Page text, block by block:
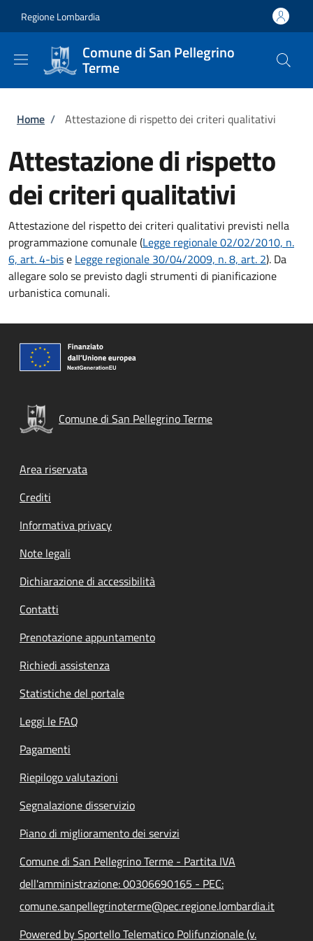
Regione Lombardia
Comune di San Pellegrino
Terme
Briciole di pane
Home / Attestazione di rispetto dei criteri qualitativi
Attestazione di rispetto
dei criteri qualitativi
Attestazione del rispetto dei criteri qualitativi previsti nella
programmazione comunale (Legge regionale 02/02/2010, n.
6, art. 4-bise Legge regionale 30/04/2009, n. 8, art. 2). Da
allegare solo se previsto dagli strumenti di pianificazione
urbanistica comunali.
Comune di San Pellegrino Terme
Footer menu
Area riservata
Crediti
Informativa privacy
Note legali
Dichiarazione di accessibilità
Contatti
Prenotazione appuntamento
Richiedi assistenza
Statistiche del portale
Leggi le FAQ
Pagamenti
Riepilogo valutazioni
Segnalazione disservizio
Piano di miglioramento dei servizi
Comune di San Pellegrino Terme - Partita IVA
dell'amministrazione: 00306690165 - PEC:
comune.sanpellegrinoterme@pec.regione.lombardia.it
Powered by Sportello Telematico Polifunzionale (v.